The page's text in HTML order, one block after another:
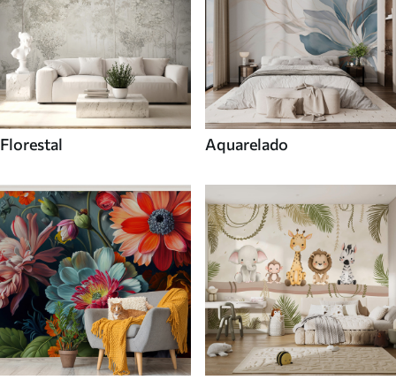
Florestal Aquarelado